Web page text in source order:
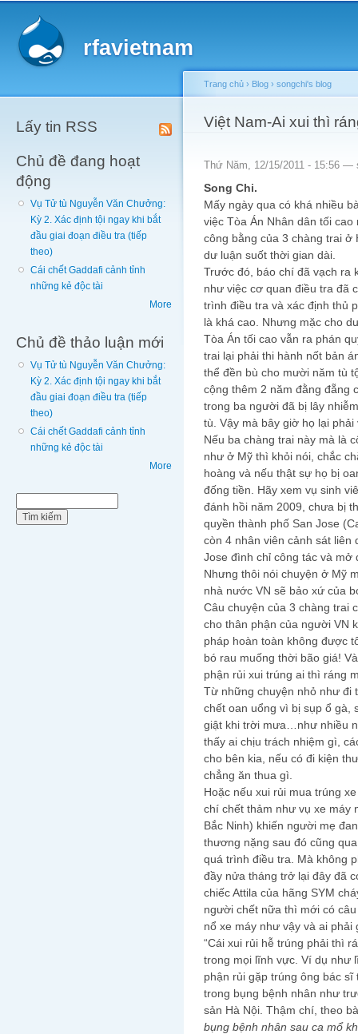
rfavietnam
Lấy tin RSS
Chủ đề đang hoạt
động
Vụ Tử tù Nguyễn Văn Chưởng:
Kỳ 2. Xác định tội ngay khi bắt
đầu giai đoạn điều tra (tiếp
theo)
Cái chết Gaddafi cảnh tỉnh
những kẻ độc tài
More
Chủ đề thảo luận mới
Vụ Tử tù Nguyễn Văn Chưởng:
Kỳ 2. Xác định tội ngay khi bắt
đầu giai đoạn điều tra (tiếp
theo)
Cái chết Gaddafi cảnh tỉnh
những kẻ độc tài
More
You are here
Trang chủ › Blog › songchi's blog
Việt Nam-Ai xui thì
Thứ Năm, 12/15/2011 - 15:56 —
Song Chi.
Mấy ngày qua có khá nhiều
việc Tòa Án Nhân dân tối
công bằng của 3 chàng trai ở
dư luận suốt thời gian dài.
Trước đó, báo chí đã vạch ra
như việc cơ quan điều tra đã
trình điều tra và xác định thủ
là khá cao. Nhưng mặc cho
Tòa Án tối cao vẫn ra phán
trai lại phải thi hành nốt bản
thể đền bù cho mười năm tù
cộng thêm 2 năm đằng đẵng
trong ba người đã bị lây
tù. Vậy mà bây giờ họ lại phải
Nếu ba chàng trai này mà là
như ở Mỹ thì khỏi nói, chắc
hoàng và nếu thật sự họ bị
đống tiền. Hãy xem vụ sinh
đánh hồi năm 2009, chưa bị
quyền thành phố San Jose
còn 4 nhân viên cảnh sát liên
Jose đình chỉ công tác và mở
Nhưng thôi nói chuyện ở Mỹ
nhà nước VN sẽ bảo xứ của
Câu chuyện của 3 chàng trai
cho thân phận của người VN
pháp hoàn toàn không được
bó rau muống thời bão giá!
phận rủi xui trúng ai thì ráng
Từ những chuyện nhỏ như đi
chết oan uổng vì bị sụp ổ gà,
giật khi trời mưa…như nhiều
thấy ai chịu trách nhiệm gì,
cho bên kia, nếu có đi kiện
chẳng ăn thua gì.
Hoặc nếu xui rủi mua trúng
chí chết thảm như vụ xe máy
Bắc Ninh) khiến người mẹ
thương nặng sau đó cũng
quá trình điều tra. Mà không
đầy nửa tháng trở lại đây đã
chiếc Attila của hãng SYM
người chết nữa thì mới có
nổ xe máy như vậy và ai phải
“Cái xui rủi hễ trúng phải thì
trong mọi lĩnh vực. Ví dụ như
phận rủi gặp trúng ông bác
trong bụng bệnh nhân như
sản Hà Nội. Thậm chí, theo
bụng bệnh nhân sau ca mổ